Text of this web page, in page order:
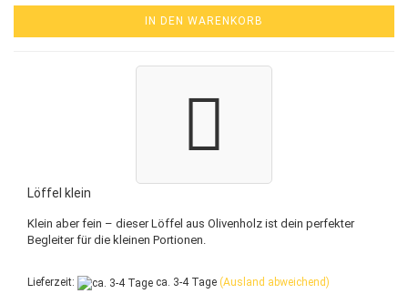
IN DEN WARENKORB
Löffel klein
Klein aber fein – dieser Löffel aus Olivenholz ist dein perfekter
Begleiter für die kleinen Portionen.
Lieferzeit: ca. 3-4 Tage (Ausland abweichend)